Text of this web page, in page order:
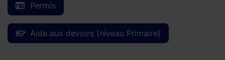
Permis
Aide aux devoirs (niveau Primaire)